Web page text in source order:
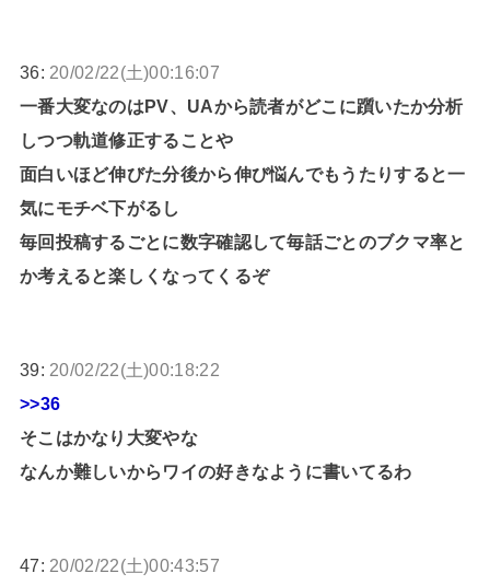
36: 20/02/22(土)00:16:07
一番大変なのはPV、UAから読者がどこに躓いたか分析
しつつ軌道修正することや
面白いほど伸びた分後から伸び悩んでもうたりすると一
気にモチベ下がるし
毎回投稿するごとに数字確認して毎話ごとのブクマ率と
か考えると楽しくなってくるぞ
39: 20/02/22(土)00:18:22
>>36
そこはかなり大変やな
なんか難しいからワイの好きなように書いてるわ
47: 20/02/22(土)00:43:57